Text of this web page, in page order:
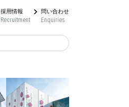
採用情報
Recruitment
問い合わせ
Enquiries